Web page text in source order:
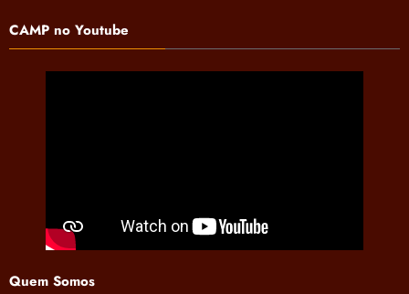
CAMP no Youtube
Quem Somos